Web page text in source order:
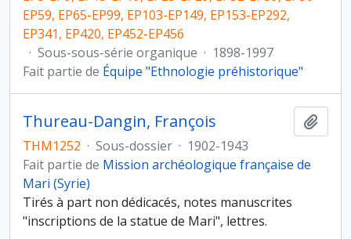
EP59, EP65-EP99, EP103-EP149, EP153-EP292,
EP341, EP420, EP452-EP456
· Sous-sous-série organique · 1898-1997
Fait partie de Équipe "Ethnologie préhistorique"
Thureau-Dangin, François
THM1252 · Sous-dossier · 1902-1943
Fait partie de Mission archéologique française de
Mari (Syrie)
Tirés à part non dédicacés, notes manuscrites
"inscriptions de la statue de Mari", lettres.